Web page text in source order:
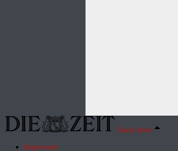
Nach oben
Impressum